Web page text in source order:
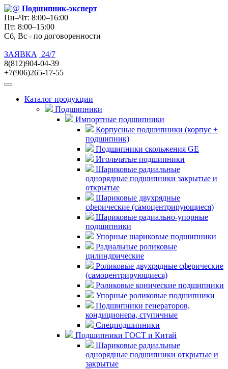
Подшипник-эксперт
Пн–Чт: 8:00–16:00
Пт: 8:00–15:00
Сб, Вс - по договоренности
ЗАЯВКА
24/7
8(812)904-04-39
+7(906)265-17-55
Каталог продукции
Подшипники
Импортные подшипники
Корпусные подшипники (корпус +
подшипник)
Подшипники скольжения GE
Игольчатые подшипники
Шариковые радиальные
однорядные подшипники закрытые и
открытые
Шариковые двухрядные
сферические (самоцентрирующиеся)
Шариковые радиально-упорные
подшипники
Упорные шариковые подшипники
Радиальные роликовые
цилиндрические
Роликовые двухрядные сферические
(самоцентрирующиеся)
Роликовые конические подшипники
Упорные роликовые подшипники
Подшипники генераторов,
кондиционера, ступичные
Спецподшипники
Подшипники ГОСТ и Китай
Шариковые радиальные
однорядные подшипники открытые и
закрытые